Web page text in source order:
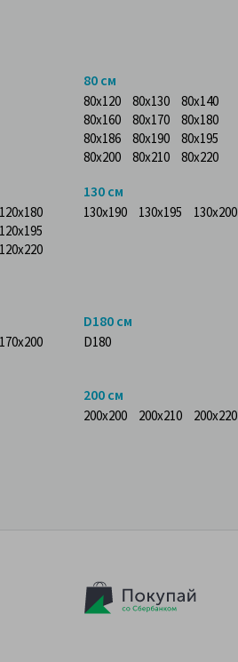
80 см
80x120 80x130
80x140
80x160
80x170
80x180
80x186
80x190
80x195
80x200
80x210 80x220
120x180
120x195
120x220
130 см
130x190 130x195 130x200
170x200
D180 см
D180
200 см
200x200 200x210 200x220